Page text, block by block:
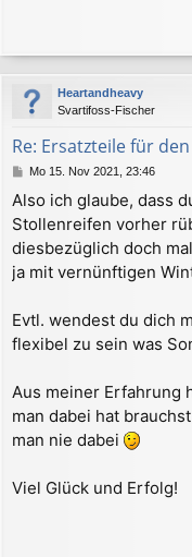
Heartandheavy
Svartifoss-Fischer
Re: Ersatzteile für
B
i
t
r
a
g
Mo 15. Nov 2021, 23:46
Also ich glaube, dass
Stollenreifen vorher
diesbezüglich doch
ja mit vernünftigen
Evtl. wendest du dich
flexibel zu sein was
Aus meiner Erfahrung
man dabei hat
man nie dabei
Viel Glück und Erfolg!